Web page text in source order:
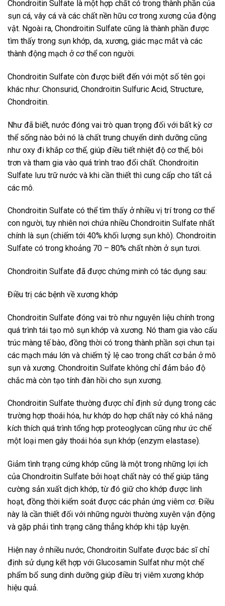
Chondroitin Sulfate là một hợp chất có trong thành phần của
sụn cá, vây cá và các chất nền hữu cơ trong xương của động
vật. Ngoài ra, Chondroitin Sulfate cũng là thành phần được
tìm thấy trong sụn khớp, da, xương, giác mạc mắt và các
thành động mạch ở cơ thể con người.
Chondroitin Sulfate còn được biết đến với một số tên gọi
khác như: Chonsurid, Chondroitin Sulfuric Acid, Structure,
Chondroitin.
Như đã biết, nước đóng vai trò quan trọng đối với bất kỳ cơ
thể sống nào bởi nó là chất trung chuyển dinh dưỡng cũng
như oxy đi khắp cơ thể, giúp điều tiết nhiệt độ cơ thể, bôi
trơn và tham gia vào quá trình trao đổi chất. Chondroitin
Sulfate lưu trữ nước và khi cần thiết thì cung cấp cho tất cả
các mô.
Chondroitin Sulfate có thể tìm thấy ở nhiều vị trí trong cơ thể
con người, tuy nhiên nơi chứa nhiều Chondroitin Sulfate nhất
chính là sụn (chiếm tới 40% khối lượng sụn khô). Chondroitin
Sulfate có trong khoảng 70 – 80% chất nhờn ở sụn tươi.
Chondroitin Sulfate đã được chứng minh có tác dụng sau:
Điều trị các bệnh về xương khớp
Chondroitin Sulfate đóng vai trò như nguyên liệu chính trong
quá trình tái tạo mô sụn khớp và xương. Nó tham gia vào cấu
trúc màng tế bào, đồng thời có trong thành phần sợi chun tại
các mạch máu lớn và chiếm tỷ lệ cao trong chất cơ bản ở mô
sụn và xương. Chondroitin Sulfate không chỉ đảm bảo độ
chắc mà còn tạo tính đàn hồi cho sụn xương.
Chondroitin Sulfate thường được chỉ định sử dụng trong các
trường hợp thoái hóa, hư khớp do hợp chất này có khả năng
kích thích quá trình tổng hợp proteoglycan cũng như ức chế
một loại men gây thoái hóa sụn khớp (enzym elastase).
Giảm tình trạng cứng khớp cũng là một trong những lợi ích
của Chondroitin Sulfate bởi hoạt chất này có thể giúp tăng
cường sản xuất dịch khớp, từ đó giữ cho khớp được linh
hoạt, đồng thời kiểm soát được các phản ứng viêm cơ. Điều
này là cần thiết đối với những người thường xuyên vận động
và gặp phải tình trạng căng thẳng khớp khi tập luyện.
Hiện nay ở nhiều nước, Chondroitin Sulfate được bác sĩ chỉ
định sử dụng kết hợp với Glucosamin Sulfat như một chế
phẩm bổ sung dinh dưỡng giúp điều trị viêm xương khớp
hiệu quả.